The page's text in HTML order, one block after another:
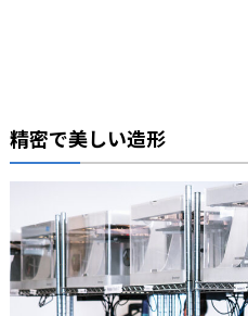
精密で美しい造形